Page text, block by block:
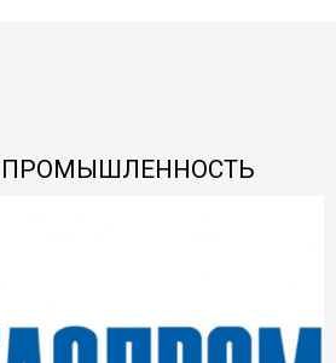
ПРОМЫШЛЕННОСТЬ